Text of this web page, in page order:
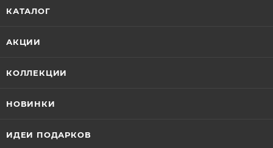
КАТАЛОГ
АКЦИИ
КОЛЛЕКЦИИ
НОВИНКИ
ИДЕИ ПОДАРКОВ